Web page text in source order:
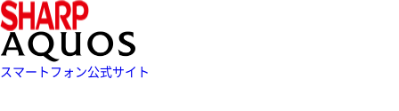
スマートフォン公式サイト